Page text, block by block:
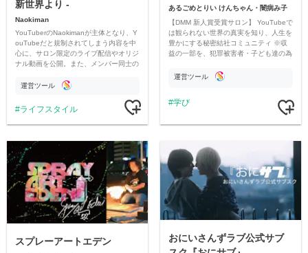
新世界より -
Naokiman
YouTuberのNaokimanが主体となり、Y
ouTubeだと規制されてしまう内容を中
心に、サロン限定のライブ配信やオリジ
ナル動画を公開。また、メンバー同士の
ただいています。
運営ツール
ライフスタイル
あるごめとりい けんちゃん・闇病み子
【DMM 新人賞受賞サロン】 YouTubeで
は観られない世界の真実を知り、人生を
豊かにする秘密結社コミュニティ ※収
益の一部を、犯罪被害者・子ども達の為
す運営ツール
学び
スプレーアートエデン
おにいさんずラブ公式サブ